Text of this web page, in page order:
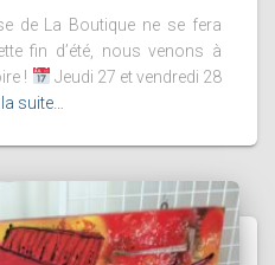
de La Boutique ne se fera
fin d’été, nous venons à
!
Jeudi 27 et vendredi 28
la suite…